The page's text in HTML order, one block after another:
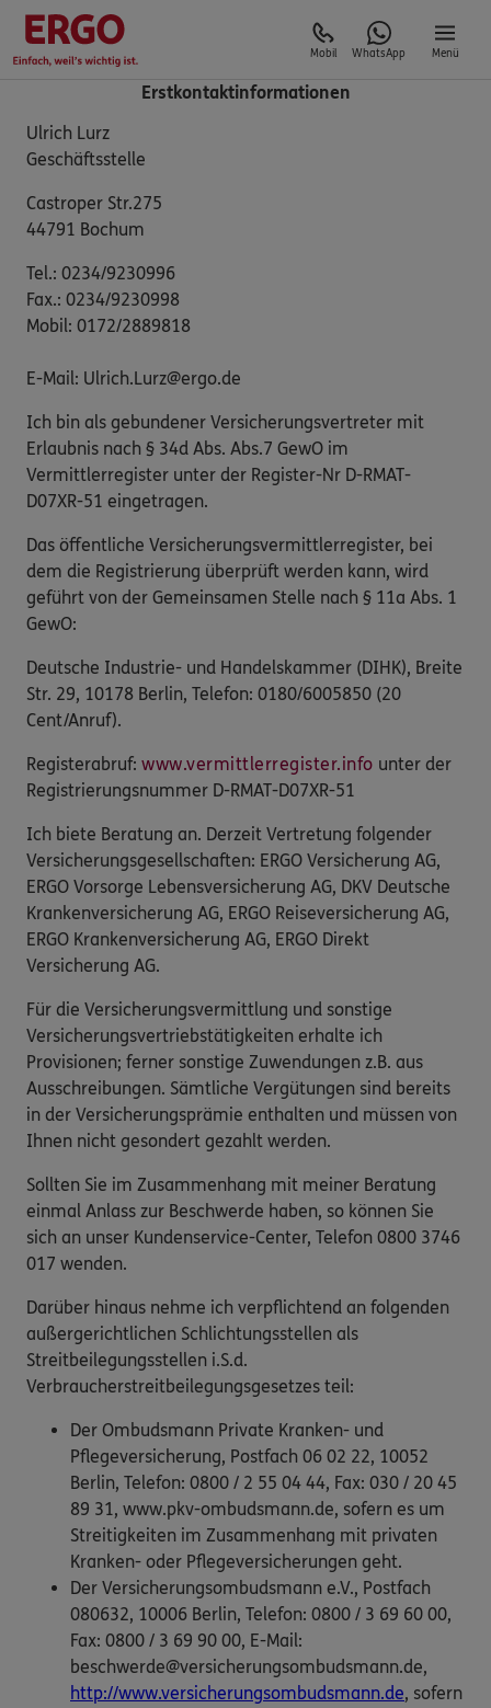
Mobil WhatsApp Menü
Erstkontaktinformationen
Ulrich Lurz
Geschäftsstelle
Castroper Str.275
44791 Bochum
Tel.: 0234/9230996
Fax.: 0234/9230998
Mobil: 0172/2889818
E-Mail: Ulrich.Lurz@ergo.de
Ich bin als gebundener Versicherungsvertreter mit
Erlaubnis nach § 34d Abs. Abs.7 GewO im
Vermittlerregister unter der Register-Nr D-RMAT-
D07XR-51 eingetragen.
Das öffentliche Versicherungsvermittlerregister, bei
dem die Registrierung überprüft werden kann, wird
geführt von der Gemeinsamen Stelle nach § 11a Abs. 1
GewO:
Deutsche Industrie- und Handelskammer (DIHK), Breite
Str. 29, 10178 Berlin, Telefon: 0180/6005850 (20
Cent/Anruf).
Registerabruf: www.vermittlerregister.info unter der
Registrierungsnummer D-RMAT-D07XR-51
Ich biete Beratung an. Derzeit Vertretung folgender
Versicherungsgesellschaften: ERGO Versicherung AG,
ERGO Vorsorge Lebensversicherung AG, DKV Deutsche
Krankenversicherung AG, ERGO Reiseversicherung AG,
ERGO Krankenversicherung AG, ERGO Direkt
Versicherung AG.
Für die Versicherungsvermittlung und sonstige
Versicherungsvertriebstätigkeiten erhalte ich
Provisionen; ferner sonstige Zuwendungen z.B. aus
Ausschreibungen. Sämtliche Vergütungen sind bereits
in der Versicherungsprämie enthalten und müssen von
Ihnen nicht gesondert gezahlt werden.
Sollten Sie im Zusammenhang mit meiner Beratung
einmal Anlass zur Beschwerde haben, so können Sie
sich an unser Kundenservice-Center, Telefon 0800 3746
017 wenden.
Darüber hinaus nehme ich verpflichtend an folgenden
außergerichtlichen Schlichtungsstellen als
Streitbeilegungsstellen i.S.d.
Verbraucherstreitbeilegungsgesetzes teil:
Der Ombudsmann Private Kranken- und
Pflegeversicherung, Postfach 06 02 22, 10052
Berlin, Telefon: 0800 / 2 55 04 44, Fax: 030 / 20 45
89 31, www.pkv-ombudsmann.de, sofern es um
Streitigkeiten im Zusammenhang mit privaten
Kranken- oder Pflegeversicherungen geht.
Der Versicherungsombudsmann e.V., Postfach
080632, 10006 Berlin, Telefon: 0800 / 3 69 60 00,
Fax: 0800 / 3 69 90 00, E-Mail:
beschwerde@versicherungsombudsmann.de,
http://www.versicherungsombudsmann.de, sofern